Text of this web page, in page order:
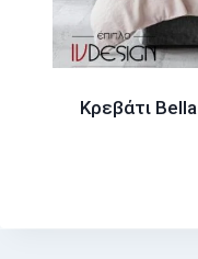
Κρεβάτι Bella